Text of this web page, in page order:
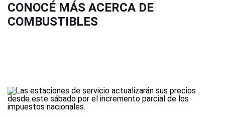
CONOCÉ MÁS ACERCA DE
COMBUSTIBLES